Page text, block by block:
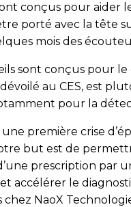
conçus pour aider
porté avec la tête
mois des
sont conçus pour
au CES, est
pour la
première crise
but est de
prescription
accélérer le
NaoX